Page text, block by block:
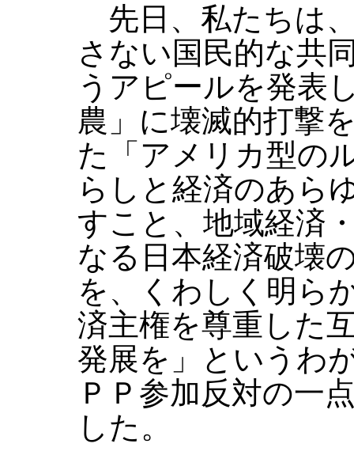
先日、私たちは
さない国民的な共
うアピールを発表
農」に壊滅的打撃
た「アメリカ型の
らしと経済のあら
すこと、地域経済
なる日本経済破壊
を、くわしく明ら
済主権を尊重した
発展を」というわ
ＰＰ参加反対の一
した。